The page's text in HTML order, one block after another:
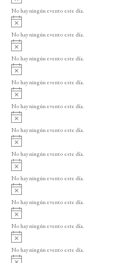
o
v
i
o
No hay ningún evento este día.
A
v
i
o
No hay ningún evento este día.
A
v
i
o
No hay ningún evento este día.
A
v
i
o
No hay ningún evento este día.
A
v
i
o
No hay ningún evento este día.
A
v
i
o
No hay ningún evento este día.
A
v
i
o
No hay ningún evento este día.
A
v
i
o
No hay ningún evento este día.
A
v
i
o
No hay ningún evento este día.
A
v
i
o
No hay ningún evento este día.
A
v
i
No hay ningún evento este día.
A